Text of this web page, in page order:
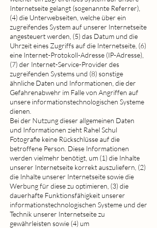
Internetseite gelangt (sogenannte Referrer),
(4) die Unterwebseiten, welche über ein
zugreifendes System auf unserer Internetseite
angesteuert werden, (5) das Datum und die
Uhrzeit eines Zugriffs auf die Internetseite, (6)
eine Internet-Protokoll-Adresse (IP-Adresse),
(7) der Internet-Service-Provider des
zugreifenden Systems und (8) sonstige
ähnliche Daten und Informationen, die der
Gefahrenabwehr im Falle von Angriffen auf
unsere informationstechnologischen Systeme
dienen.
Bei der Nutzung dieser allgemeinen Daten
und Informationen zieht Rahel Schul
Fotografie keine Rückschlüsse auf die
betroffene Person. Diese Informationen
werden vielmehr benötigt, um (1) die Inhalte
unserer Internetseite korrekt auszuliefern, (2)
die Inhalte unserer Internetseite sowie die
Werbung für diese zu optimieren, (3) die
dauerhafte Funktionsfähigkeit unserer
informationstechnologischen Systeme und der
Technik unserer Internetseite zu
gewährleisten sowie (4) um